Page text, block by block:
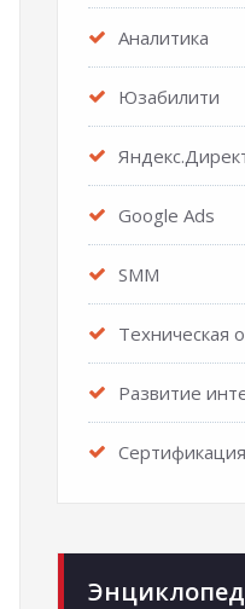
Аналитика
Юзабилити
Google Ads
SMM
Техническая
Развитие